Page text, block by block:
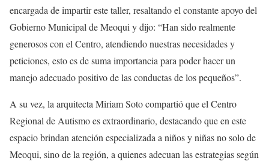
encargada de impartir este taller, resaltando el constante apoyo del
Gobierno Municipal de Meoqui y dijo: “Han sido realmente
generosos con el Centro, atendiendo nuestras necesidades y
peticiones, esto es de suma importancia para poder hacer un
manejo adecuado positivo de las conductas de los pequeños”.
A su vez, la arquitecta Miriam Soto compartió que el Centro
Regional de Autismo es extraordinario, destacando que en este
espacio brindan atención especializada a niños y niñas no solo de
Meoqui, sino de la región, a quienes adecuan las estrategias según